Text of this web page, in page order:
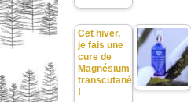
Cet hiver,
je fais une
cure de
Magnésium
transcutané
!